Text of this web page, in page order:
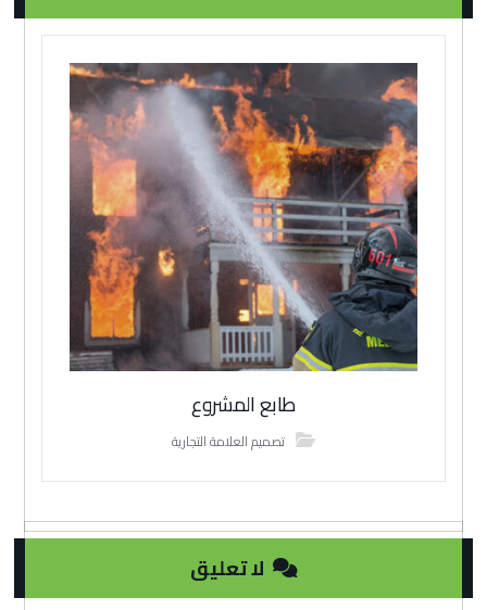
طابع المشروع
تصميم العلامة التجارية
لا تعليق